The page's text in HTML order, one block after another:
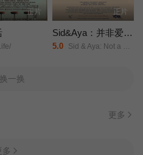
正片 正片
Sid&Aya：并非爱情故事
5.0 Sid & Aya: Not a Love Story/
换一换
更多
多